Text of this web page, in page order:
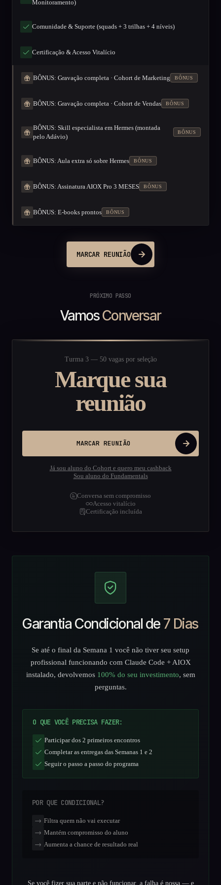
Monitoramento)
Comunidade & Suporte (squads + 3 trilhas + 4 níveis)
Certificação & Acesso Vitalício
BÔNUS: Gravação completa · Cohort de Marketing BÔNUS
BÔNUS: Gravação completa · Cohort de Vendas BÔNUS
BÔNUS: Skill especialista em Hermes (montada
pelo Adávio)
BÔNUS
BÔNUS: Aula extra só sobre Hermes BÔNUS
BÔNUS: Assinatura AIOX Pro 3 MESES BÔNUS
BÔNUS: E-books prontos BÔNUS
MARCAR REUNIÃO
PRÓXIMO PASSO
VamosConversar
Turma 3 — 50 vagas por seleção
Marque sua
reunião
MARCAR REUNIÃO
Já sou aluno do Cohort e quero meu cashback
Sou aluno do Fundamentals
Conversa sem compromisso
Acesso vitalício
Certificação incluída
Garantia Condicional de 7 Dias
Se até o final da Semana 1 você não tiver seu setup
profissional funcionando com Claude Code + AIOX
instalado, devolvemos 100% do seu investimento, sem
perguntas.
O QUE VOCÊ PRECISA FAZER:
Participar dos 2 primeiros encontros
Completar as entregas das Semanas 1 e 2
Seguir o passo a passo do programa
POR QUE CONDICIONAL?
Filtra quem não vai executar
Mantém compromisso do aluno
Aumenta a chance de resultado real
Se você fizer sua parte e não funcionar, a falha é nossa — e